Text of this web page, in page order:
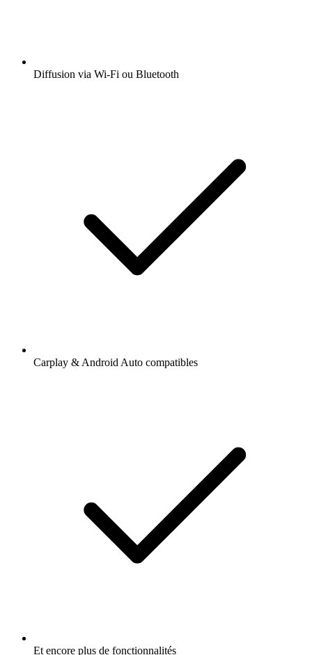
Diffusion via Wi-Fi ou Bluetooth
Carplay & Android Auto compatibles
Et encore plus de fonctionnalités